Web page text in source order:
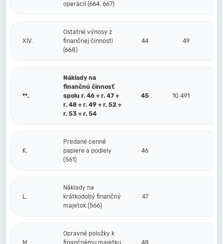
operácií (664, 667)
XIV.
Ostatné výnosy z
finančnej činnosti
(668)
44 49
**.
Náklady na
finančnú činnosť
spolu r. 46 + r. 47 +
r. 48 + r. 49 + r. 52 +
r. 53 + r. 54
45 10 491
K.
Predané cenné
papiere a podiely
(561)
46
L.
Náklady na
krátkodobý finančný
majetok (566)
47
M.
Opravné položky k
finančnému majetku
48